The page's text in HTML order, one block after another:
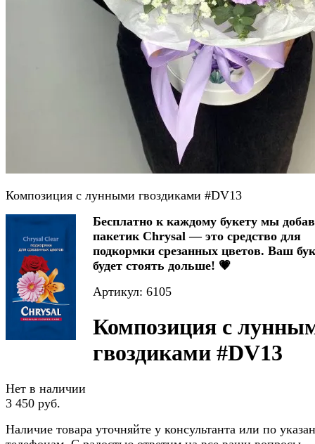
Композиция с лунными гвоздиками #DV13
Бесплатно к каждому букету мы
пакетик Chrysal — это средство для
подкормки срезанных цветов. Ваш
будет стоять дольше! 💗
Артикул: 6105
Композиция с
гвоздиками #DV13
Нет в наличии
3 450 руб.
Наличие товара уточняйте у консультанта или по